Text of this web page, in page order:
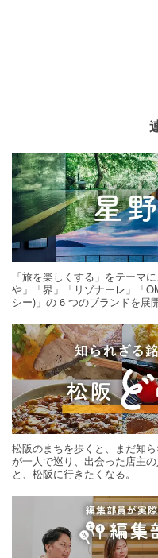
「旅を楽しくする」をテーマ
や」「界」「リゾナーレ」「
シー)」の 6 つのブランドを展
松阪のまちを歩くと、まだ知
が一人で巡り、出会った店主
と、松阪に行きたくなる。